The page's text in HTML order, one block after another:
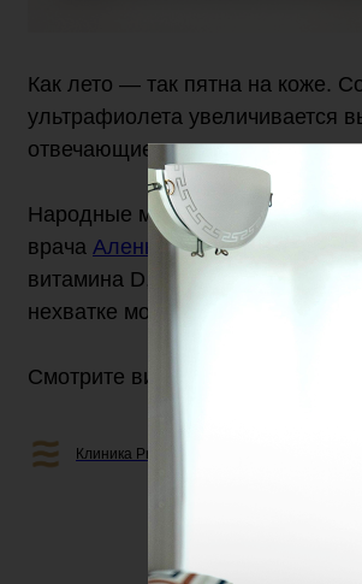
Как лето — так пятна на коже.
ультрафиолета увеличивается
отвечающие за пигмент клетки
Народные методы осветления
врача Алены Саромыцкой
—
витамина D, который
нехватке могут быть пятна и
Смотрите видео по ссылке
Клиника Professional-Москва